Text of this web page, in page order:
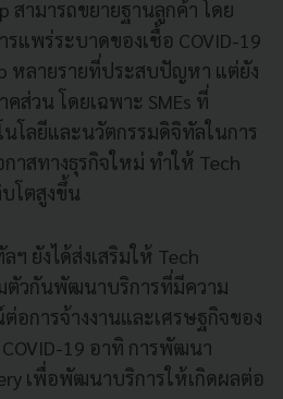
สามารถขยายฐานลูกค้า โดย
แพร่ระบาดของเชื้อ COVID-19
หลายรายที่ประสบปัญหา แต่ยัง
ส่วน โดยเฉพาะ SMEs ที่
โลยีและนวัตกรรมดิจิทัลในการ
าสทางธุรกิจใหม่ ทำให้ Tech
โตสูงขึ้น
ยังได้ส่งเสริมให้ Tech
ตัวกันพัฒนาบริการที่มีความ
อการจ้างงานและเศรษฐกิจของ
19 อาทิ การพัฒนา
เพื่อพัฒนาบริการให้เกิดผลต่อ